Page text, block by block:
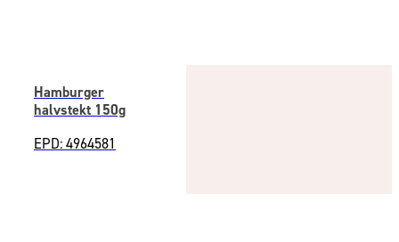
Hamburger
halvstekt 150g
EPD: 4964581